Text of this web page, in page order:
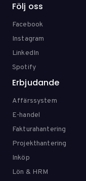
Följ oss
Facebook
Instagram
LinkedIn
Spotify
Erbjudande
Affärssystem
E-handel
Fakturahantering
Projekthantering
Inköp
Lön & HRM